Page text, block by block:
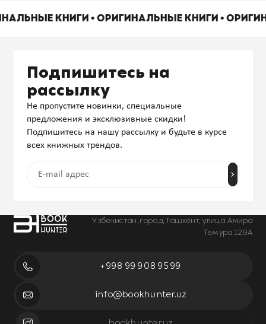
КНИГИ • ОРИГИНАЛЬНЫЕ КНИГИ •
Узбекистан, город Ташкент, улица Амира
Темура 129А
+998 99 908 95 99
info@bookhunter.uz
Подпишитесь на
рассылку
Не пропустите новинки, специальные
предложения и эксклюзивные скидки!
Подпишитесь на нашу рассылку и будьте в курсе
всех книжных трендов.